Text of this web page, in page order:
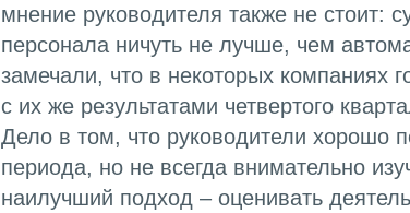
мнение руководителя также не стоит:
персонала ничуть не лучше, чем
замечали, что в некоторых компаниях
с их же результатами четвертого
Дело в том, что руководители хорошо
периода, но не всегда внимательно
наилучший подход – оценивать